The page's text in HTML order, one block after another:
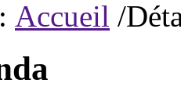
Accueil /